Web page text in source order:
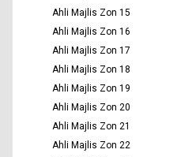
Ahli Majlis Zon 15
Ahli Majlis Zon 16
Ahli Majlis Zon 17
Ahli Majlis Zon 18
Ahli Majlis Zon 19
Ahli Majlis Zon 20
Ahli Majlis Zon 21
Ahli Majlis Zon 22